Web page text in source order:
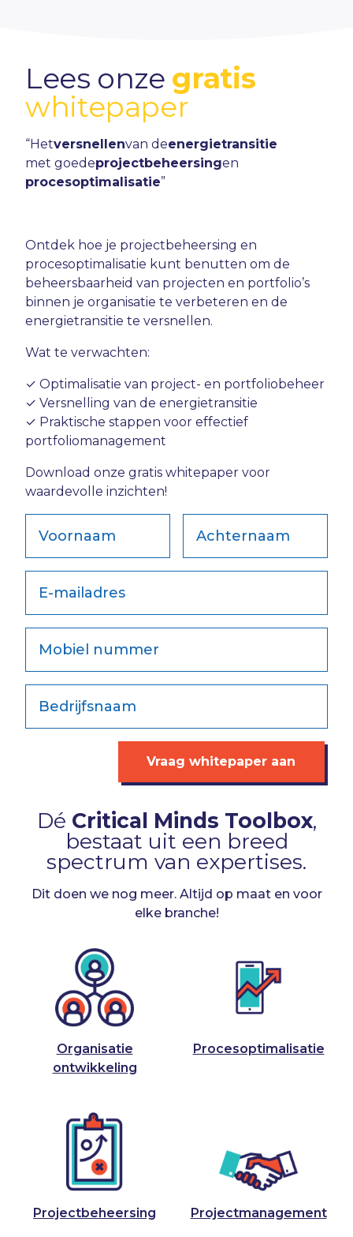
Lees onze gratis
whitepaper
“Hetversnellenvan deenergietransitie
met goedeprojectbeheersingen
procesoptimalisatie”
Ontdek hoe je projectbeheersing en
procesoptimalisatie kunt benutten om de
beheersbaarheid van projecten en portfolio’s
binnen je organisatie te verbeteren en de
energietransitie te versnellen.
Wat te verwachten:
✓ Optimalisatie van project- en portfoliobeheer
✓ Versnelling van de energietransitie
✓ Praktische stappen voor effectief
portfoliomanagement
Download onze gratis whitepaper voor
waardevolle inzichten!
Voornaam Achternaam
E-mailadres
Mobiel nummer
Bedrijfsnaam
Vraag whitepaper aan
Dé Critical Minds Toolbox,
bestaat uit een breed
spectrum van expertises.
Dit doen we nog meer. Altijd op maat en voor
elke branche!
Organisatie
ontwikkeling
Procesoptimalisatie
Projectbeheersing Projectmanagement